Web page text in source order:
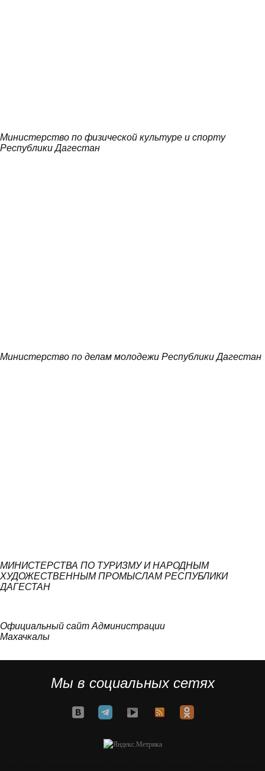
Министерство по физической культуре и спорту
Республики Дагестан
Министерство по делам молодежи Республики Дагестан
МИНИСТЕРСТВА ПО ТУРИЗМУ И НАРОДНЫМ
ХУДОЖЕСТВЕННЫМ ПРОМЫСЛАМ РЕСПУБЛИКИ
ДАГЕСТАН
Официальный сайт Администрации
Махачкалы
Мы в социальных сетях